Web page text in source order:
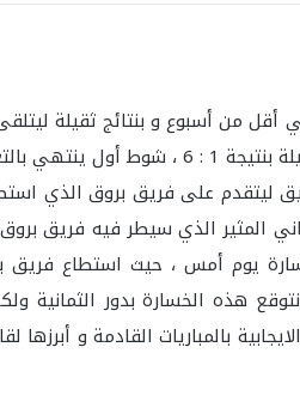
، ودع الفريق يوم أمس الأربعاء دوري شباب قطر 2022
للتسجيل لينتهي الشوط بالتعادل الايجابي 1 : 1 ، الشوط
يوم أمس ، حيث استطاع فريق
هذه الخسارة بدور
بالمباريات القادمة و أبرزها